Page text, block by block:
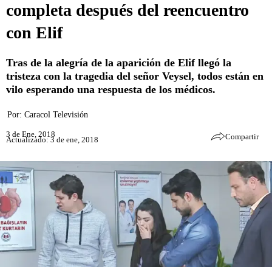
completa después del reencuentro
con Elif
Tras de la alegría de la aparición de Elif llegó la
tristeza con la tragedia del señor Veysel, todos están en
vilo esperando una respuesta de los médicos.
Por: Caracol Televisión
3 de Ene, 2018
Actualizado: 3 de ene, 2018 Compartir